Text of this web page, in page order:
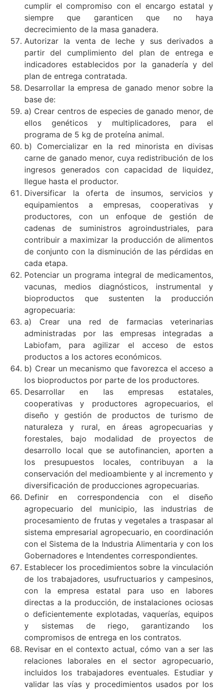
cumplir el compromiso con el encargo estatal y
siempre que garanticen que no haya
decrecimiento de la masa ganadera.
Autorizar la venta de leche y sus derivados a
partir del cumplimiento del plan de entrega e
indicadores establecidos por la ganadería y del
plan de entrega contratada.
Desarrollar la empresa de ganado menor sobre la
base de:
a) Crear centros de especies de ganado menor, de
ellos genéticos y multiplicadores, para el
programa de 5 kg de proteína animal.
b) Comercializar en la red minorista en divisas
carne de ganado menor, cuya redistribución de los
ingresos generados con capacidad de liquidez,
llegue hasta el productor.
Diversificar la oferta de insumos, servicios y
equipamientos a empresas, cooperativas y
productores, con un enfoque de gestión de
cadenas de suministros agroindustriales, para
contribuir a maximizar la producción de alimentos
de conjunto con la disminución de las pérdidas en
cada etapa.
Potenciar un programa integral de medicamentos,
vacunas, medios diagnósticos, instrumental y
bioproductos que sustenten la producción
agropecuaria:
a) Crear una red de farmacias veterinarias
administradas por las empresas integradas a
Labiofam, para agilizar el acceso de estos
productos a los actores económicos.
b) Crear un mecanismo que favorezca el acceso a
los bioproductos por parte de los productores.
Desarrollar en las empresas estatales,
cooperativas y productores agropecuarios, el
diseño y gestión de productos de turismo de
naturaleza y rural, en áreas agropecuarias y
forestales, bajo modalidad de proyectos de
desarrollo local que se autofinancien, aporten a
los presupuestos locales, contribuyan a la
conservación del medioambiente y al incremento y
diversificación de producciones agropecuarias.
Definir en correspondencia con el diseño
agropecuario del municipio, las industrias de
procesamiento de frutas y vegetales a traspasar al
sistema empresarial agropecuario, en coordinación
con el Sistema de la Industria Alimentaria y con los
Gobernadores e Intendentes correspondientes.
Establecer los procedimientos sobre la vinculación
de los trabajadores, usufructuarios y campesinos,
con la empresa estatal para uso en labores
directas a la producción, de instalaciones ociosas
o deficientemente explotadas, vaquerías, equipos
y sistemas de riego, garantizando los
compromisos de entrega en los contratos.
Revisar en el contexto actual, cómo van a ser las
relaciones laborales en el sector agropecuario,
incluidos los trabajadores eventuales. Estudiar y
validar las vías y procedimientos usados por los